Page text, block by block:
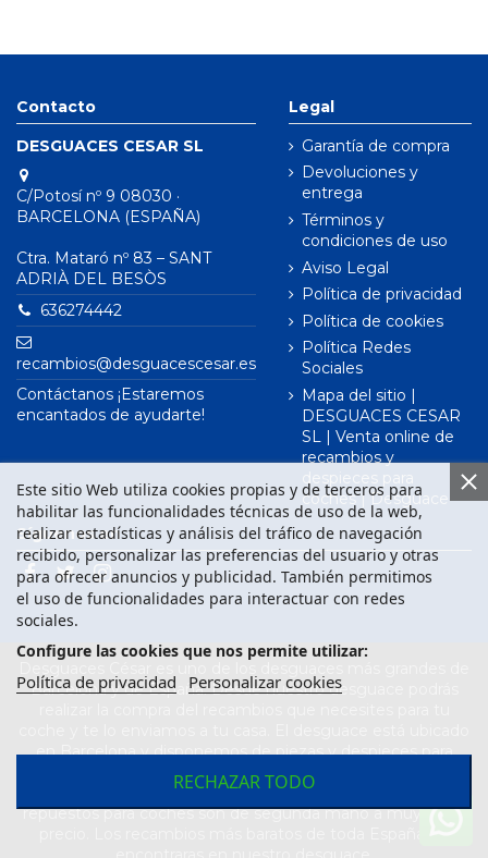
Contacto
DESGUACES CESAR SL
C/Potosí nº 9 08030 ·
BARCELONA (ESPAÑA)
Ctra. Mataró nº 83 – SANT
ADRIÀ DEL BESÒS
636274442
recambios@desguacescesar.es
Contáctanos ¡Estaremos
encantados de ayudarte!
Legal
Garantía de compra
Devoluciones y
entrega
Términos y
condiciones de uso
Aviso Legal
Política de privacidad
Política de cookies
Política Redes
Sociales
Mapa del sitio |
DESGUACES CESAR
SL | Venta online de
recambios y
despieces para
coches | Desguace
Este sitio Web utiliza cookies propias y de terceros para
habilitar las funcionalidades técnicas de uso de la web,
realizar estadísticas y análisis del tráfico de navegación
recibido, personalizar las preferencias del usuario y otras
para ofrecer anuncios y publicidad. También permitimos
el uso de funcionalidades para interactuar con redes
sociales.
Configure las cookies que nos permite utilizar:
Política de privacidad Personalizar cookies
RECHAZAR TODO
Síguenos en
Barcelona y de España. Desde nuestro desguace podrás
en Barcelona y disponemos de piezas y despieces para
todas las marcas de vehículos. Compra el recambio que
necesitas para tu coche en nuestro desguace. Los
repuestos para coches son de segunda mano a muy buen